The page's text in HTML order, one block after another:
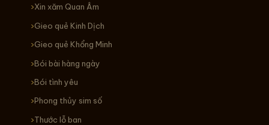
Xin xăm Quan Âm
Gieo quẻ Kinh Dịch
Gieo quẻ Khổng Minh
Bói bài hàng ngày
Bói tình yêu
Phong thủy sim số
Thước lỗ ban